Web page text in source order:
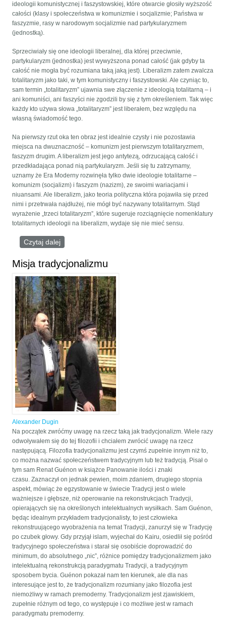
ideologii komunistycznej i faszystowskiej, które otwarcie głosiły wyższość
całości (klasy i społeczeństwa w komunizmie i socjalizmie; Państwa w
faszyzmie, rasy w narodowym socjalizmie nad partykularyzmem
(jednostką).
Sprzeciwiały się one ideologii liberalnej, dla której przeciwnie,
partykularyzm (jednostka) jest wywyższona ponad całość (jak gdyby ta
całość nie mogła być rozumiana taką jaką jest). Liberalizm zatem zwalcza
totalitaryzm jako taki, w tym komunistyczny i faszystowski. Ale czyniąc to,
sam termin „totalitaryzm” ujawnia swe złączenie z ideologią totalitarną – i
ani komuniści, ani faszyści nie zgodzili by się z tym określeniem. Tak więc
każdy kto używa słowa „totalitaryzm” jest liberałem, bez względu na
własną świadomość tego.
Na pierwszy rzut oka ten obraz jest idealnie czysty i nie pozostawia
miejsca na dwuznaczność – komunizm jest pierwszym totalitaryzmem,
faszyzm drugim. A liberalizm jest jego antytezą, odrzucającą całość i
przedkładająca ponad nią partykularyzm. Jeśli się tu zatrzymamy,
uznamy że Era Moderny rozwinęła tylko dwie ideologie totalitarne –
komunizm (socjalizm) i faszyzm (nazizm), ze swoimi wariacjami i
niuansami. Ale liberalizm, jako teoria polityczna która pojawiła się przed
nimi i przetrwała najdłużej, nie mógł być nazywany totalitarnym. Stąd
wyrażenie „trzeci totalitaryzm”, które sugeruje rozciągnięcie nomenklatury
totalitarnych ideologii na liberalizm, wydaje się nie mieć sensu.
Czytaj dalej
Misja tradycjonalizmu
Alexander Dugin
Na początek zwróćmy uwagę na rzecz taką jak tradycjonalizm. Wiele razy
odwoływałem się do tej filozofii i chciałem zwrócić uwagę na rzecz
następującą. Filozofia tradycjonalizmu jest czymś zupełnie innym niż to,
co można nazwać społeczeństwem tradycyjnym lub też tradycją. Pisał o
tym sam Renat Guénon w książce Panowanie ilości i znaki
czasu. Zaznaczył on jednak pewien, moim zdaniem, drugiego stopnia
aspekt, mówiąc że egzystowanie w świecie Tradycji jest o wiele
ważniejsze i głębsze, niż operowanie na rekonstrukcjach Tradycji,
opierających się na określonych intelektualnych wysiłkach. Sam Guénon,
będąc idealnym przykładem tradycjonalisty, to jest człowieka
rekonstruującego wyobrażenia na temat Tradycji, zanurzył się w Tradycję
po czubek głowy. Gdy przyjął islam, wyjechał do Kairu, osiedlił się pośród
tradycyjnego społeczeństwa i starał się osobiście doprowadzić do
minimum, do absolutnego „nic”, różnice pomiędzy tradycjonalizmem jako
intelektualną rekonstrukcją paradygmatu Tradycji, a tradycyjnym
sposobem bycia. Guénon pokazał nam ten kierunek, ale dla nas
interesujące jest to, że tradycjonalizm rozumiany jako filozofia jest
niemożliwy w ramach premoderny. Tradycjonalizm jest zjawiskiem,
zupełnie różnym od tego, co występuje i co możliwe jest w ramach
paradygmatu premoderny.